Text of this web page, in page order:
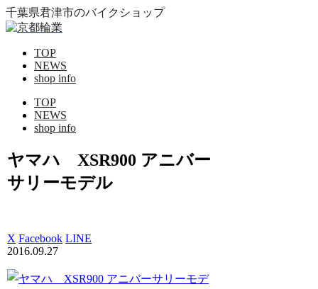
千葉県君津市のバイクショップ
TOP
NEWS
shop info
TOP
NEWS
shop info
ヤマハ XSR900 アニバー
サリーモデル
X Facebook LINE
2016.09.27